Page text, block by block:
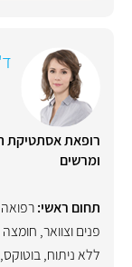
רופאת אסתטיקת
ומרשים
תחום ראשי:
פנים וצוואר, חומצה
ללא ניתוח,בוטוקס,